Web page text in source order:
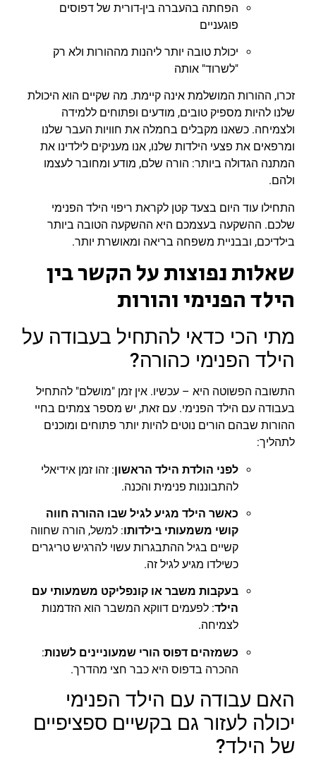
הפחתה בהעברה בין-דורית של דפוסים
פוגעניים
יכולת טובה יותר ליהנות מההורות ולא רק
"לשרוד" אותה
זכרו, ההורות המושלמת אינה קיימת. מה שקיים הוא היכולת
שלנו להיות מספיק טובים, מודעים ופתוחים ללמידה
ולצמיחה. כשאנו מקבלים בחמלה את חוויות העבר שלנו
ומרפאים את פצעי הילדות שלנו, אנו מעניקים לילדינו את
המתנה הגדולה ביותר: הורה שלם, מודע ומחובר לעצמו
ולהם.
התחילו עוד היום בצעד קטן לקראת ריפוי הילד הפנימי
שלכם. ההשקעה בעצמכם היא ההשקעה הטובה ביותר
בילדיכם, ובבניית משפחה בריאה ומאושרת יותר.
שאלות נפוצות על הקשר בין
הילד הפנימי והורות
מתי הכי כדאי להתחיל בעבודה על
הילד הפנימי כהורה?
התשובה הפשוטה היא – עכשיו. אין זמן "מושלם" להתחיל
בעבודה עם הילד הפנימי. עם זאת, יש מספר צמתים בחיי
ההורות שבהם הורים נוטים להיות יותר פתוחים ומוכנים
לתהליך:
לפני הולדת הילד הראשון: זהו זמן אידיאלי
להתבוננות פנימית והכנה.
כאשר הילד מגיע לגיל שבו ההורה חווה
קושי משמעותי בילדותו: למשל, הורה שחווה
קשיים בגיל ההתבגרות עשוי להרגיש טריגרים
כשילדו מגיע לגיל זה.
בעקבות משבר או קונפליקט משמעותי עם
הילד: לפעמים דווקא המשבר הוא הזדמנות
לצמיחה.
כשמזהים דפוס הורי שמעוניינים לשנות:
ההכרה בדפוס היא כבר חצי מהדרך.
האם עבודה עם הילד הפנימי
יכולה לעזור גם בקשיים ספציפיים
של הילד?